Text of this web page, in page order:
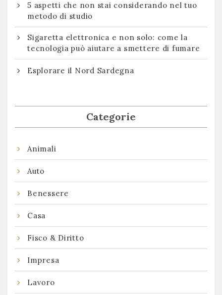
5 aspetti che non stai considerando nel tuo
metodo di studio
Sigaretta elettronica e non solo: come la
tecnologia può aiutare a smettere di fumare
Esplorare il Nord Sardegna
Categorie
Animali
Auto
Benessere
Casa
Fisco & Diritto
Impresa
Lavoro